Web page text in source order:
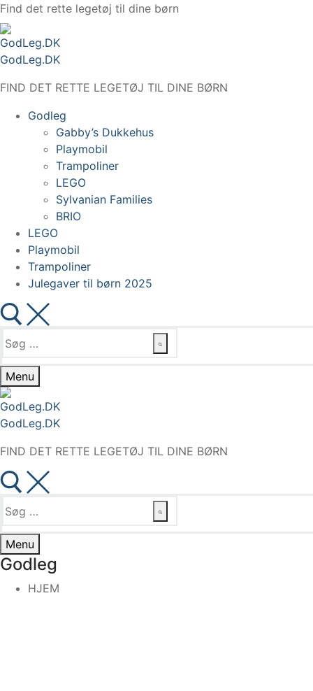
Spring
til
indhold
Find det rette legetøj til dine børn
GodLeg.DK
FIND DET RETTE LEGETØJ TIL DINE BØRN
Godleg
Gabby’s Dukkehus
Playmobil
Trampoliner
LEGO
Sylvanian Families
BRIO
LEGO
Playmobil
Trampoliner
Julegaver til børn 2025
Søg
efter:
Menu
GodLeg.DK
FIND DET RETTE LEGETØJ TIL DINE BØRN
Søg
efter:
Menu
Godleg
HJEM